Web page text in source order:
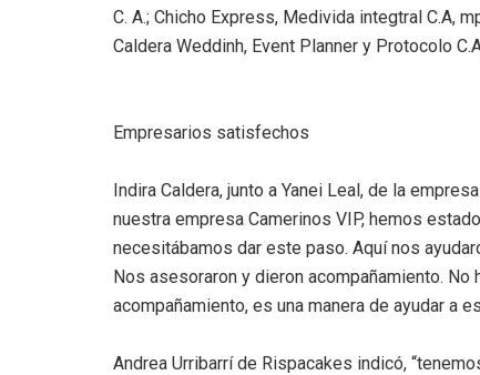
C. A.; Chicho Express, Medivida integtral C.A,
Caldera Weddinh, Event Planner y Protocolo
​Empresarios satisfechos
Indira Caldera, junto a Yanei Leal, de la
nuestra empresa Camerinos VIP, hemos
necesitábamos dar este paso. Aquí nos
Nos asesoraron y dieron acompañamiento.
acompañamiento, es una manera de ayudar a
Andrea Urribarrí de Rispacakes indicó,